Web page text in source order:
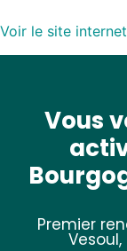
Voir le site internet
Vous
Premier